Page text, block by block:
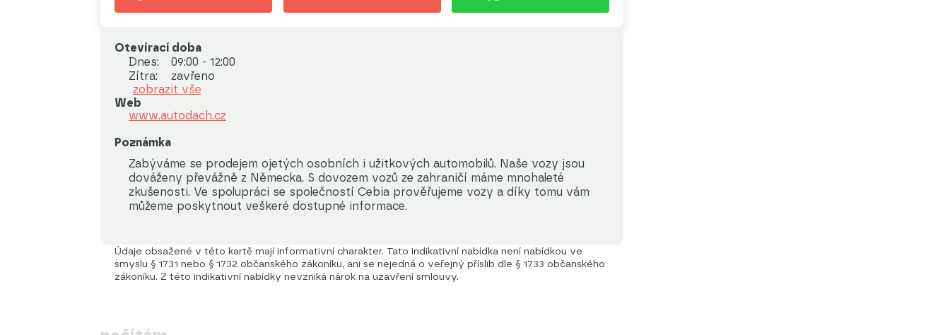
Otevírací doba
Dnes:
09:00 - 12:00
Zítra:
zavřeno
zobrazit vše
Web
www.autodach.cz
Poznámka
Zabýváme se prodejem ojetých osobních i užitkových automobilů. Naše vozy jsou
dováženy převážně z Německa. S dovozem vozů ze zahraničí máme mnohaleté
zkušenosti. Ve spolupráci se společností Cebia prověřujeme vozy a díky tomu vám
můžeme poskytnout veškeré dostupné informace.
Údaje obsažené v této kartě mají informativní charakter. Tato indikativní nabídka není nabídkou ve
smyslu § 1731 nebo § 1732 občanského zákoníku, ani se nejedná o veřejný příslib dle § 1733 občanského
zákoníku. Z této indikativní nabídky nevzniká nárok na uzavření smlouvy.